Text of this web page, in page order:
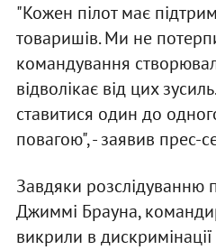
"Кожен пілот має
товаришів. Ми не
командування
відволікає від цих
ставитися один до
повагою", - заявив прес-
Завдяки розслідуванню
Джиммі Брауна,
викрили в